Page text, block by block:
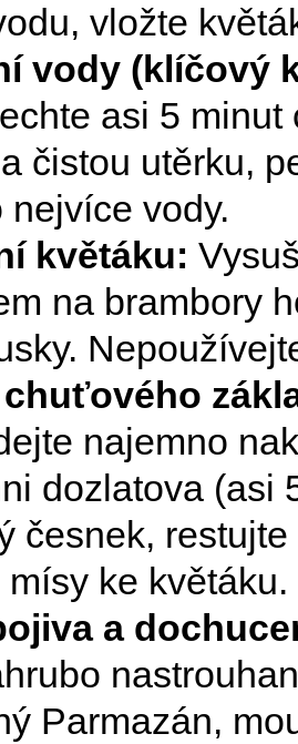
vložte
vody (klíčový
asi 5
čistou utěrku,
nejvíce vody.
květáku:
na brambory
najemno
dozlatova (asi
česnek,
ke květáku.
a
Parmazán,